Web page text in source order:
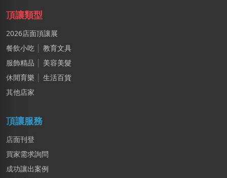
賴X姐
新北市｜預算 10萬~30萬元
馬X凱
苗栗縣｜預算 30萬~50萬元
邱X恩
桃園市｜預算 10萬~30萬元
新北市｜預算 30萬~50萬元
頂讓類型
2026店面頂讓展
餐飲小吃
教育文具
服飾精品
美容美髮
休閒育樂
生活百貨
其他店家
頂讓服務
店面刊登
買家需求詢問
成功讓出案例